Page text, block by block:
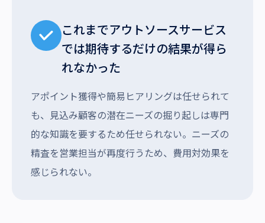
これまでアウトソースサービス
では期待するだけの結果が得ら
れなかった
アポイント獲得や簡易ヒアリングは任せられて
も、見込み顧客の潜在ニーズの掘り起しは専門
的な知識を要するため任せられない。ニーズの
精査を営業担当が再度行うため、費用対効果を
感じられない。